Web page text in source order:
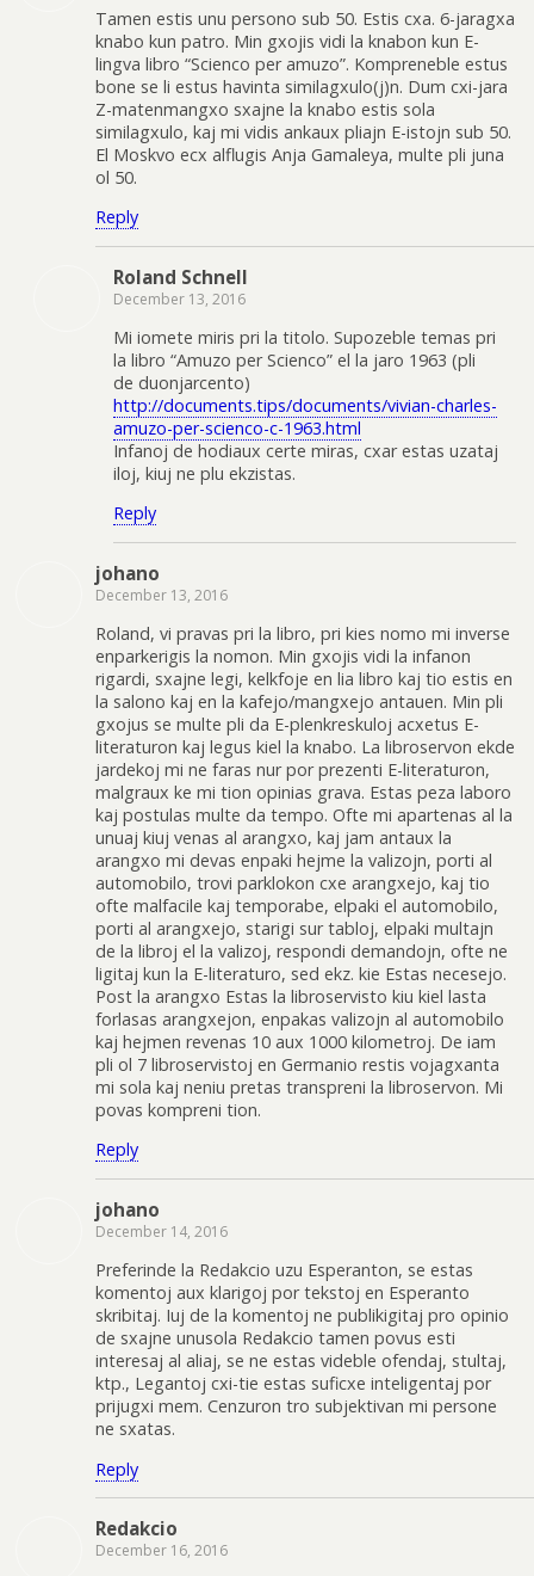
Tamen estis unu persono sub 50. Estis cxa. 6-jaragxa
knabo kun patro. Min gxojis vidi la knabon kun E-
lingva libro “Scienco per amuzo”. Kompreneble estus
bone se li estus havinta similagxulo(j)n. Dum cxi-jara
Z-matenmangxo sxajne la knabo estis sola
similagxulo, kaj mi vidis ankaux pliajn E-istojn sub 50.
El Moskvo ecx alflugis Anja Gamaleya, multe pli juna
ol 50.
Reply
Roland Schnell
December 13, 2016
Mi iomete miris pri la titolo. Supozeble temas pri
la libro “Amuzo per Scienco” el la jaro 1963 (pli
de duonjarcento)
http://documents.tips/documents/vivian-charles-
amuzo-per-scienco-c-1963.html
Infanoj de hodiaux certe miras, cxar estas uzataj
iloj, kiuj ne plu ekzistas.
Reply
johano
December 13, 2016
Roland, vi pravas pri la libro, pri kies nomo mi inverse
enparkerigis la nomon. Min gxojis vidi la infanon
rigardi, sxajne legi, kelkfoje en lia libro kaj tio estis en
la salono kaj en la kafejo/mangxejo antauen. Min pli
gxojus se multe pli da E-plenkreskuloj acxetus E-
literaturon kaj legus kiel la knabo. La libroservon ekde
jardekoj mi ne faras nur por prezenti E-literaturon,
malgraux ke mi tion opinias grava. Estas peza laboro
kaj postulas multe da tempo. Ofte mi apartenas al la
unuaj kiuj venas al arangxo, kaj jam antaux la
arangxo mi devas enpaki hejme la valizojn, porti al
automobilo, trovi parklokon cxe arangxejo, kaj tio
ofte malfacile kaj temporabe, elpaki el automobilo,
porti al arangxejo, starigi sur tabloj, elpaki multajn
de la libroj el la valizoj, respondi demandojn, ofte ne
ligitaj kun la E-literaturo, sed ekz. kie Estas necesejo.
Post la arangxo Estas la libroservisto kiu kiel lasta
forlasas arangxejon, enpakas valizojn al automobilo
kaj hejmen revenas 10 aux 1000 kilometroj. De iam
pli ol 7 libroservistoj en Germanio restis vojagxanta
mi sola kaj neniu pretas transpreni la libroservon. Mi
povas kompreni tion.
Reply
johano
December 14, 2016
Preferinde la Redakcio uzu Esperanton, se estas
komentoj aux klarigoj por tekstoj en Esperanto
skribitaj. Iuj de la komentoj ne publikigitaj pro opinio
de sxajne unusola Redakcio tamen povus esti
interesaj al aliaj, se ne estas videble ofendaj, stultaj,
ktp., Legantoj cxi-tie estas suficxe inteligentaj por
prijugxi mem. Cenzuron tro subjektivan mi persone
ne sxatas.
Reply
Redakcio
December 16, 2016